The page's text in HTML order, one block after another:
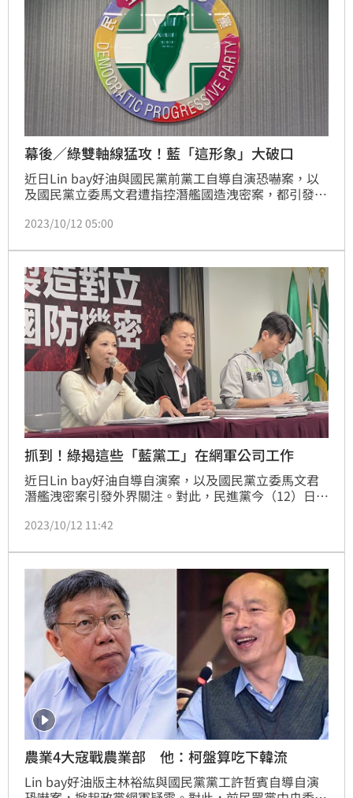
幕後／綠雙軸線猛攻！藍「這形象」大破口
近日Lin bay好油與國民黨前黨工自導自演恐嚇案，以
及國民黨立委馬文君遭指控潛艦國造洩密案，都引發社
個議題還未結束，黨會持續追擊強打。他說，民進黨評
一旦入題的話，其在國家意識不忠的形象，可以形成很
大的破口。
2023/10/12 05:00
抓到！綠揭這些「藍黨工」在網軍公司工作
近日Lin bay好油自導自演案，以及國民黨立委馬文君
潛艦洩密案引發外界關注。對此，民進黨今（12）日痛
機密阻礙國防自主發展，可見國民黨一貫扯後腿，製造
2023/10/12 11:42
農業4大寇戰農業部 他：柯盤算吃下韓流
Lin bay好油版主林裕紘與國民黨黨工許哲賓自導自演